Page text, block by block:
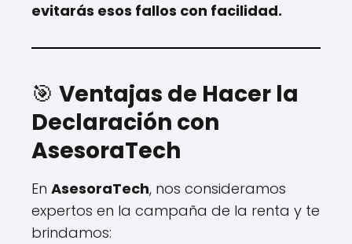
evitarás esos fallos con facilidad.
🎯 Ventajas de Hacer la
Declaración con
AsesoraTech
En AsesoraTech, nos consideramos
expertos en la campaña de la renta y te
brindamos: